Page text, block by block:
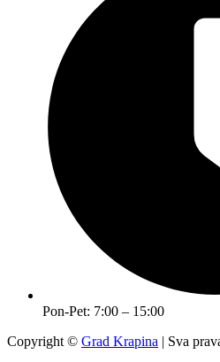
Pon-Pet: 7:00 – 15:00
Copyright © Grad Krapina | Sva